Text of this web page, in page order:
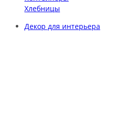
Хлебницы
Декор для интерьера